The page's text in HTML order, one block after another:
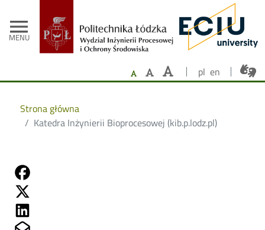
menu
MENU
- Strona główna
pl en
Strona główna
Katedra Inżynierii Bioprocesowej (kib.p.lodz.pl)